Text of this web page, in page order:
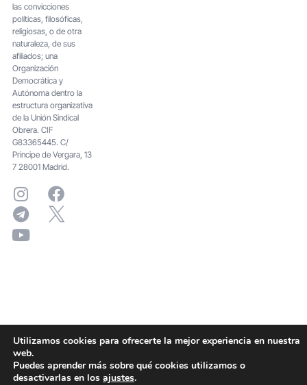
las convicciones
políticas, filosóficas,
religiosas, o de otra
naturaleza, de sus
afiliados; una
Organización
Democrática y
Autónoma dentro la
estructura organizativa
de la Unión Sindical
Obrera. CIF
G83365445. C/
Principe de Vergara, 13
7 28001 Madrid.
Utilizamos cookies para ofrecerte la mejor experiencia en nuestra
web.
Puedes aprender más sobre qué cookies utilizamos o
desactivarlas en los ajustes.